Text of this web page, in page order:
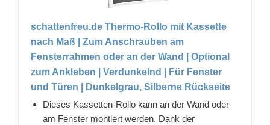
schattenfreu.de Thermo-Rollo mit Kassette
nach Maß | Zum Anschrauben am
Fensterrahmen oder an der Wand | Optional
zum Ankleben | Verdunkelnd | Für Fenster
und Türen | Dunkelgrau, Silberne Rückseite
Dieses Kassetten-Rollo kann an der Wand oder
am Fenster montiert werden. Dank der